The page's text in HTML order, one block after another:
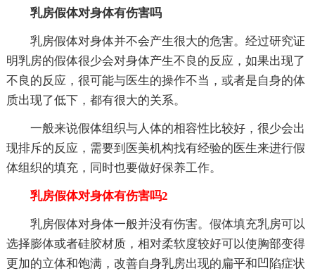
乳房假体对身体有伤害吗
乳房假体对身体并不会产生很大的危害。经过研究证
明乳房的假体很少会对身体产生不良的反应，如果出现了
不良的反应，很可能与医生的操作不当，或者是自身的体
质出现了低下，都有很大的关系。
一般来说假体组织与人体的相容性比较好，很少会出
现排斥的反应，需要到医美机构找有经验的医生来进行假
体组织的填充，同时也要做好保养工作。
乳房假体对身体有伤害吗2
乳房假体对身体一般并没有伤害。假体填充乳房可以
选择膨体或者硅胶材质，相对柔软度较好可以使胸部变得
更加的立体和饱满，改善自身乳房出现的扁平和凹陷症状